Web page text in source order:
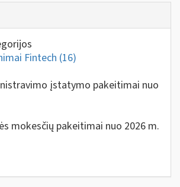
Fintech (16)
įstatymo pakeitimai nuo
mokesčių pakeitimai nuo 2026 m.